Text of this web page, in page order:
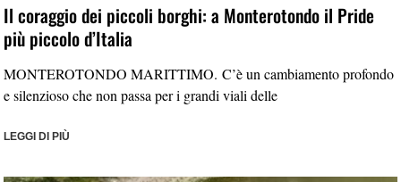
Il coraggio dei piccoli borghi: a Monterotondo il Pride
più piccolo d’Italia
MONTEROTONDO MARITTIMO. C’è un cambiamento profondo
e silenzioso che non passa per i grandi viali delle
LEGGI DI PIÙ